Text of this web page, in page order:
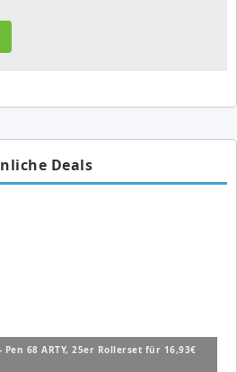
Deals
68 ARTY, 25er Rollerset für 16,93€